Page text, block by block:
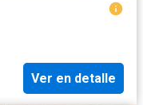
Ver en detalle